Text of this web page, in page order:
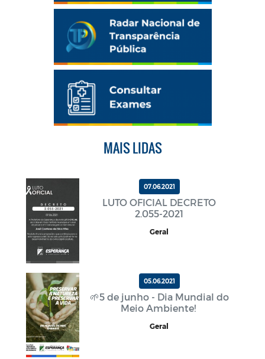
MAIS LIDAS
07.06.2021
LUTO OFICIAL DECRETO
2.055-2021
Geral
05.06.2021
🌱5 de junho - Dia Mundial do
Meio Ambiente!
Geral